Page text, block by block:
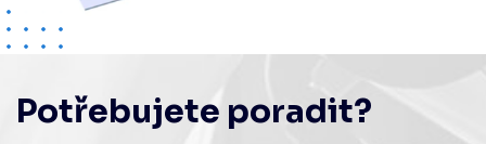
Potřebujete poradit?